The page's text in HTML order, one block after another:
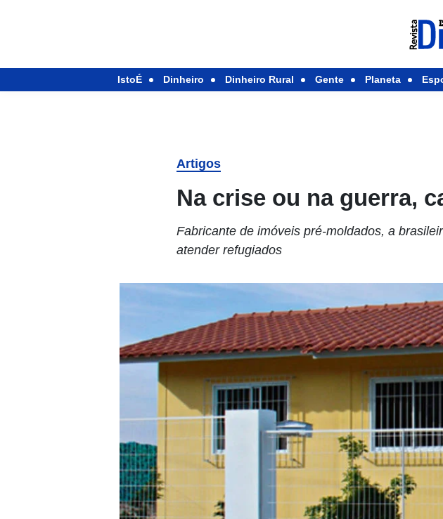
IstoÉ Dinheiro Dinheiro Rural Gente Planeta
Artigos
Na crise ou na guerra,
Fabricante de imóveis pré-moldados, a
atender refugiados